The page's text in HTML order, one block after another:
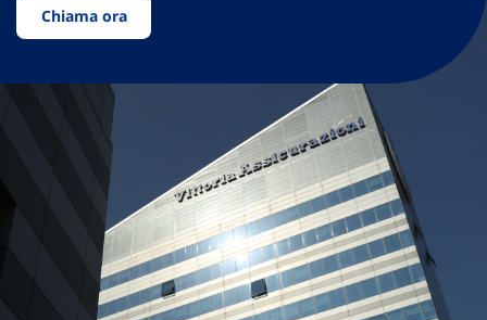
Chiama ora